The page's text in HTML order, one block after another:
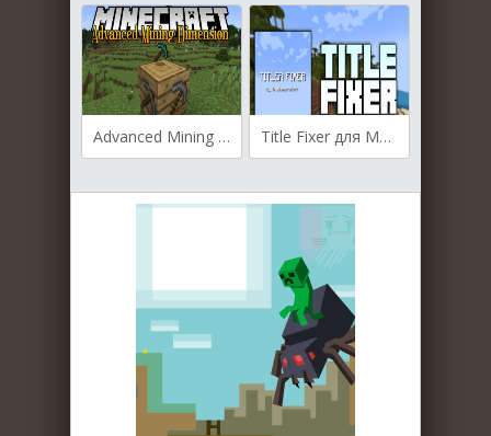
Advanced Mining Dimension для Майнкрафт [1.20.2, 1.20.1, 1.19.4] Title Fixer для Майнкрафт [1.20.1, 1.19.3, 1.19.2]